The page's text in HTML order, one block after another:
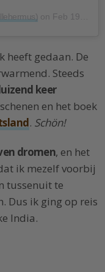
on Feb 19, 2018 at 12:25pm PST
heeft gedaan. De
Steeds
keer
en het boek
. Schön!
dromen, en het
ik mezelf voorbij
tussenuit te
Dus ik ging op reis
India.